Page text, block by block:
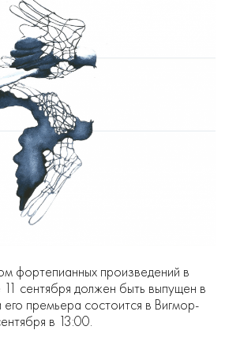
фортепианных произведений в
сентября должен быть выпущен в
премьера состоится в Вигмор-
в 13:00.